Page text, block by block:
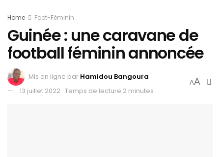
Home Foot-Féminin
Guinée : une caravane de
football féminin annoncée
Mis en ligne par Hamidou Bangoura
13 juillet 2022 Temps de lecture:2 minutes
AA